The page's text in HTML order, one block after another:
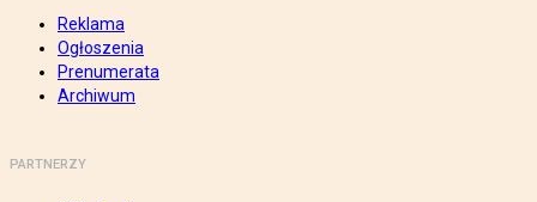
Reklama
Ogłoszenia
Prenumerata
Archiwum
PARTNERZY